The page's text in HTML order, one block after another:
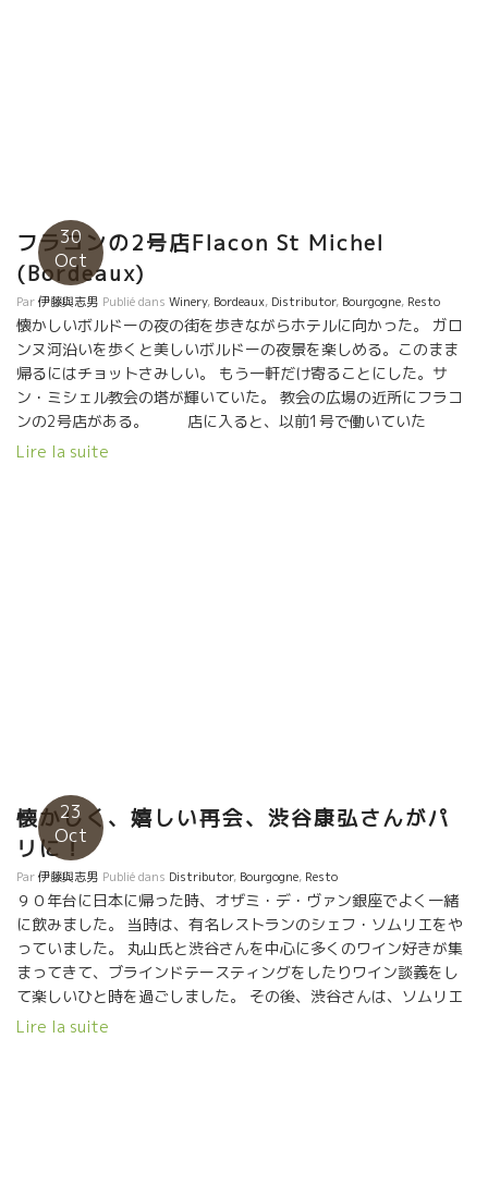
30
Oct
フラコンの2号店Flacon St Michel
(Bordeaux)
Par伊藤與志男 Publié dans Winery, Bordeaux, Distributor, Bourgogne, Resto
懐かしいボルドーの夜の街を歩きながらホテルに向かった。 ガロ
ンヌ河沿いを歩くと美しいボルドーの夜景を楽しめる。このまま
帰るにはチョットさみしい。 もう一軒だけ寄ることにした。サ
ン・ミシェル教会の塔が輝いていた。 教会の広場の近所にフラコ
ンの2号店がある。 店に入ると、以前1号で働いていた
ThomasトマとValérieヴァレリが頑張っていた。 こちらの方は店
プンしたとのこと。 次回、行ってみよう。 気持ちのいい若者達だ
った。Merci ,Equipes de Soif. 壁に美味しそうなワインがズラリ
と並んでいた。勿論、ボルドーワインもありました。また来よ
う。
Lire la suite
23
Oct
懐かしく、嬉しい再会、渋谷康弘さんがパ
リに！
Par伊藤與志男 Publié dans Distributor, Bourgogne, Resto
９０年台に日本に帰った時、オザミ・デ・ヴァン銀座でよく一緒
に飲みました。 当時は、有名レストランのシェフ・ソムリエをや
っていました。 丸山氏と渋谷さんを中心に多くのワイン好きが集
まってきて、ブラインドテースティングをしたりワイン談義をし
て楽しいひと時を過ごしました。 その後、渋谷さんは、ソムリエ
の仕事を離れて色んな会社経営の経験を積みました。 再度、ワイ
Lire la suite